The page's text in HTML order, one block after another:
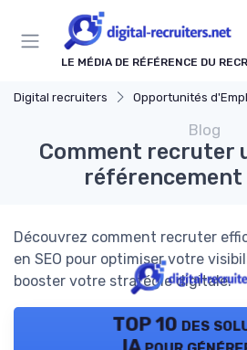
LE MÉDIA DE RÉFÉRENCE DU
Digital recruiters Opportunités d'Emploi dans
Blog
Comment recruter
Découvrez comment recruter
en SEO pour optimiser votre
booster votre stratégie digitale.
TOP 10 des
Panneau de gestion des cookies